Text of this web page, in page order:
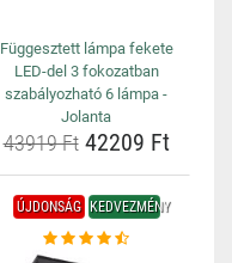
Függesztett lámpa fekete
LED-del 3 fokozatban
szabályozható 6 lámpa -
Jolanta
43919 Ft42209 Ft
ÚJDONSÁG KEDVEZMÉNY